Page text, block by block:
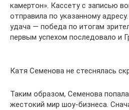
камертон». Кассету с записью
отправила по указанному
удача — победа по итогам
первым успехом последовало и
Катя Семенова не стеснялась
Таким образом, Семенова
жестокий мир шоу-бизнеса.